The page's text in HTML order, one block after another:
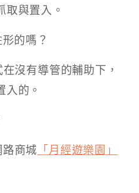
與置入。
的嗎？
沒有導管的輔助下，
的。
商城 「月經遊樂園」